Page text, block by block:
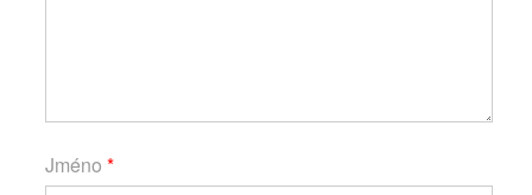
Jméno *